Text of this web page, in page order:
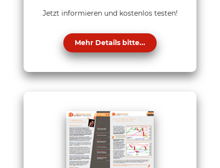
Jetzt informieren und kostenlos testen!
Mehr Details bitte...